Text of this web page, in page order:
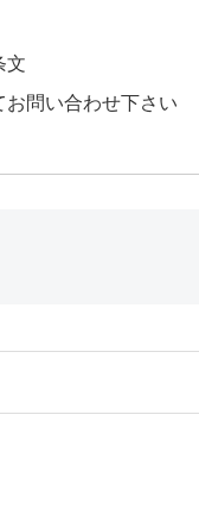
文
お問い合わせ下さい